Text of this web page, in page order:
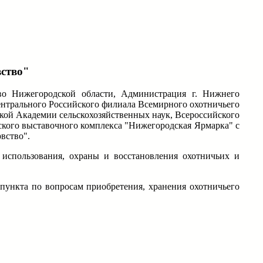
Нижегородской области, Администрация г. Нижнего
Российского филиала Всемирного охотничьего
Академии сельскохозяйственных наук, Всероссийского
выставочного комплекса "Нижегородская Ярмарка" с
охраны и восстановления охотничьих и
по вопросам приобретения, хранения охотничьего